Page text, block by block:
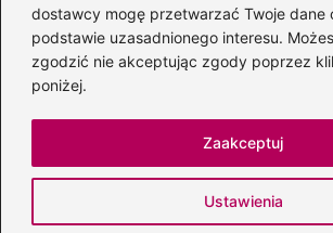
dostawcy mogę przetwarzać Twoje dane
podstawie uzasadnionego interesu.
zgodzić nie akceptując zgody poprzez
poniżej.
Ustawienia
Zaakceptuj
Odkrywając
świat: jakie
Prywatność
Zasady
Napisz do nas